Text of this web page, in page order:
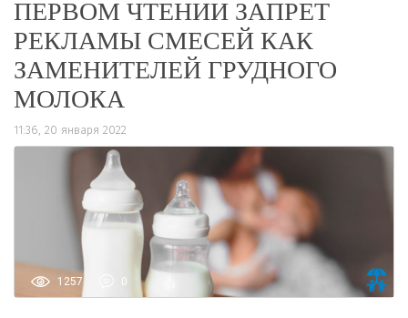
ПЕРВОМ ЧТЕНИИ ЗАПРЕТ
РЕКЛАМЫ СМЕСЕЙ КАК
ЗАМЕНИТЕЛЕЙ ГРУДНОГО
МОЛОКА
11:36, 20 января 2022
1257 0